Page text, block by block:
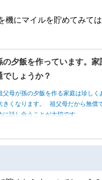
にマイルを貯めてみては
夕飯を作っています。
でしょうか？
母が孫の夕飯を作る家庭は珍し
きくなります。 祖父母だから無償
話し合うことが大切です。